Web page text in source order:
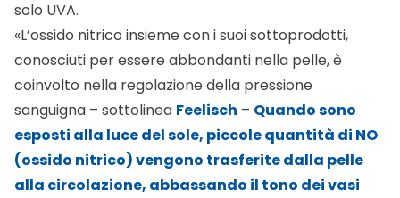
nitrico) dia un importante contributo finora
trascurato per la salute cardiovascolare. Negli studi
futuri intendiamo verificare se gli effetti valgono in un
ambiente più cronico, sviluppato su ipertesi, e
individuare nuove strategie nutrizionali mirate a
massimizzare la capacità della pelle di
immagazzinare NO (ossido nitrico) e consegnarlo
alla circolazione in modo più efficiente».